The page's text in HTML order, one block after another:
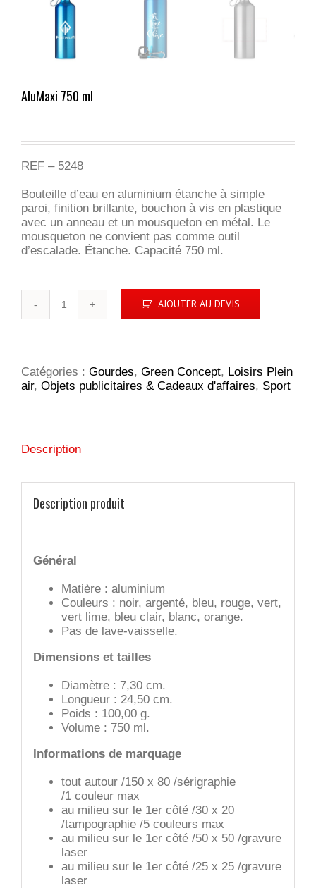
AluMaxi 750 ml
REF – 5248
Bouteille d’eau en aluminium étanche à simple
paroi, finition brillante, bouchon à vis en plastique
avec un anneau et un mousqueton en métal. Le
mousqueton ne convient pas comme outil
d’escalade. Étanche. Capacité 750 ml.
AJOUTER AU DEVIS
Catégories : Gourdes, Green Concept, Loisirs Plein
air, Objets publicitaires & Cadeaux d'affaires, Sport
Description
Description produit
Général
Matière : aluminium
Couleurs : noir, argenté, bleu, rouge, vert,
vert lime, bleu clair, blanc, orange.
Pas de lave-vaisselle.
Dimensions et tailles
Diamètre : 7,30 cm.
Longueur : 24,50 cm.
Poids : 100,00 g.
Volume : 750 ml.
Informations de marquage
tout autour /150 x 80 /sérigraphie
/1 couleur max
au milieu sur le 1er côté /30 x 20
/tampographie /5 couleurs max
au milieu sur le 1er côté /50 x 50 /gravure
laser
au milieu sur le 1er côté /25 x 25 /gravure
laser